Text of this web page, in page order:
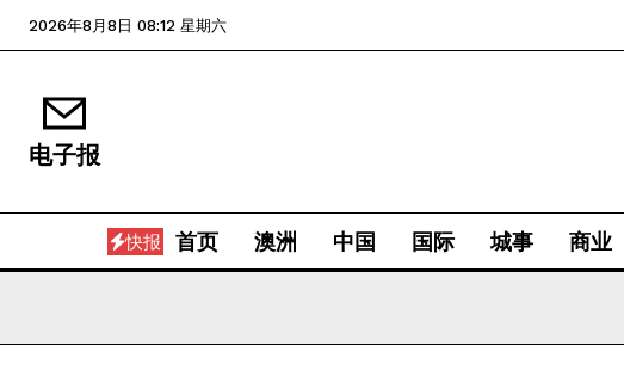
2026年8月8日 08:12 星期六
电子报
快报 首页 澳洲 中国 国际 城事 商业